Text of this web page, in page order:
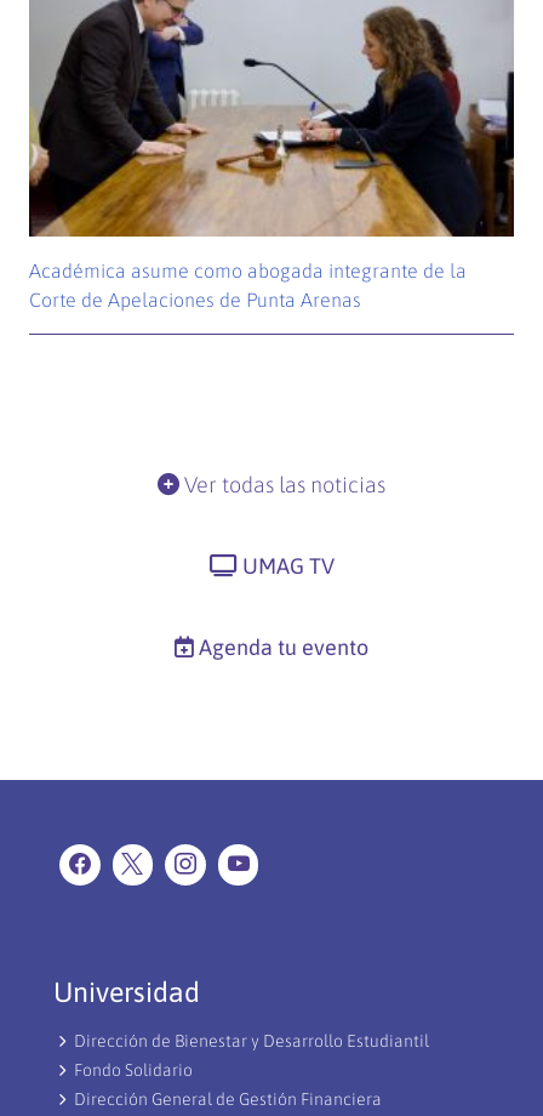
Académica asume como abogada integrante de la
Corte de Apelaciones de Punta Arenas
Ver todas las noticias
UMAG TV
Agenda tu evento
Universidad
Dirección de Bienestar y Desarrollo Estudiantil
Fondo Solidario
Dirección General de Gestión Financiera